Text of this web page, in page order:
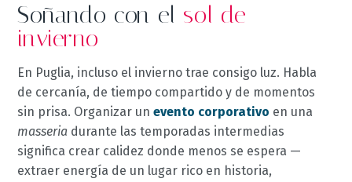
Soñando con el sol de
invierno
En Puglia, incluso el invierno trae consigo luz. Habla
de cercanía, de tiempo compartido y de momentos
sin prisa. Organizar unevento corporativo en una
masseria durante las temporadas intermedias
significa crear calidez donde menos se espera —
extraer energía de un lugar rico en historia,